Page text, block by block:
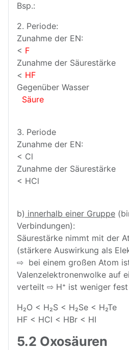
Bsp.:
2. Periode:
Zunahme der
< F
Zunahme der
< HF
Gegenüber
Säure
3. Periode
Zunahme der
< Cl
Zunahme der
< HCl
b) innerhalb einer Gruppe
Verbindungen):
Säurestärke nimmt mit der
(stärkere Auswirkung als
⇨ bei einem großen Atom
Valenzelektronenwolke auf
verteilt ⇨ H⁺ ist weniger fest
H₂O < H₂S < H₂Se < H₂Te
HF < HCl < HBr < HI
5.2 Oxosäuren